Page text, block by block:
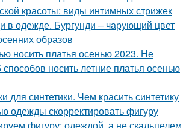
красоты: виды интимных стрижек
в одежде. Бургунди – чарующий цвет
образов
носить платья осенью 2023. Не
носить летние платья осенью
для синтетики. Чем красить синтетику
одежды скорректировать фигуру